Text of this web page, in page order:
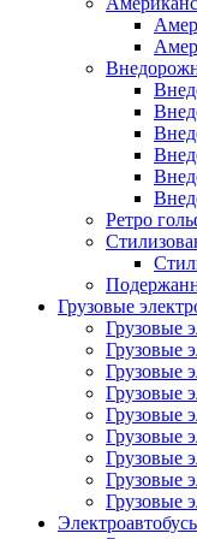
Ретро
Грузовые
Грузовые
Грузовые
Грузовые
Грузовые
Грузовые
Грузовые
Грузовые
Грузовые
Грузовые